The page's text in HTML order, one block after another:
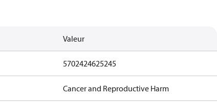
Valeur
5702424625245
Cancer and Reproductive Harm